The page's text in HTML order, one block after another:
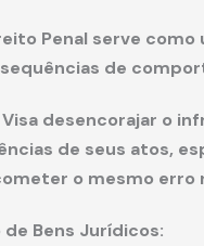
Penal serve
de
desencorajar o
de seus atos,
o mesmo erro
Bens Jurídicos: